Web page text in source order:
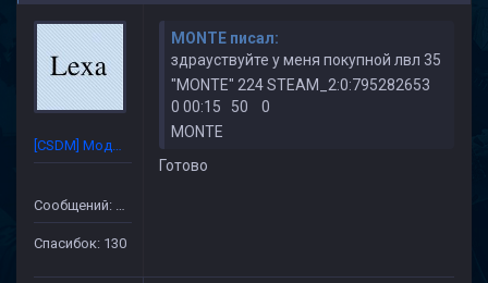
[CSDM] Модератор
Сообщений: 632
Спасибок: 130
MONTE писал:
здрауствуйте у меня покупной лвл 35
"MONTE" 224 STEAM_2:0:795282653
0 00:15 50 0
MONTE
Готово